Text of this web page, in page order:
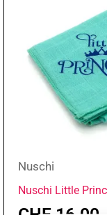
Nuschi
Nuschi Little